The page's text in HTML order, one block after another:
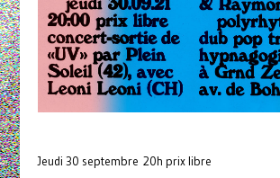
Jeudi 30 septembre 20h prix libre